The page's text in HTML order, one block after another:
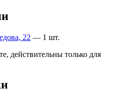
22 — 1 шт.
действительны только для